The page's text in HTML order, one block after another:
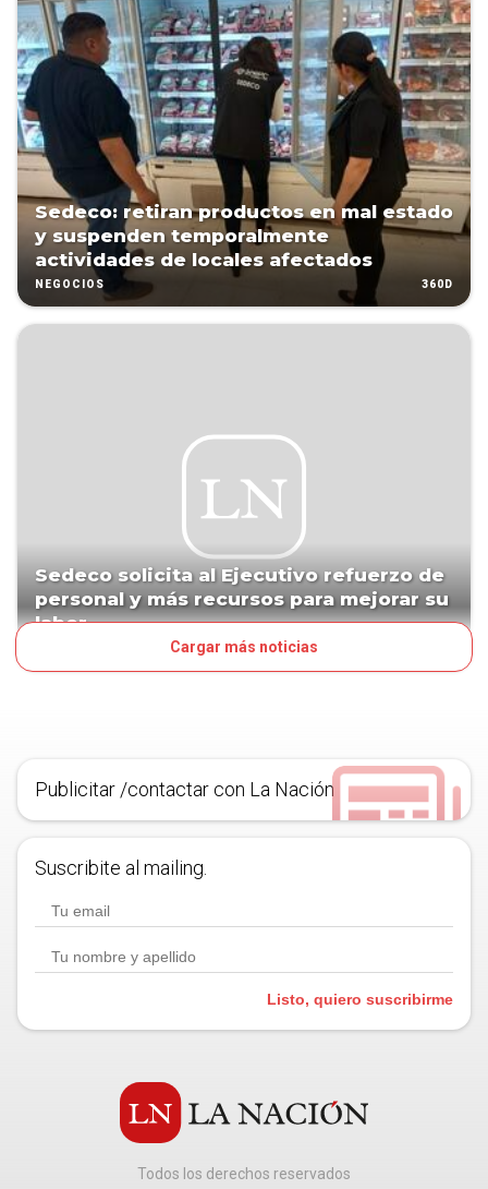
Sedeco: retiran productos en mal estado
y suspenden temporalmente
actividades de locales afectados
NEGOCIOS 360D
Sedeco solicita al Ejecutivo refuerzo de
personal y más recursos para mejorar su
labor
Cargar más noticias
Publicitar /contactar con La Nación
Suscribite al mailing.
Listo, quiero suscribirme
Todos los derechos reservados